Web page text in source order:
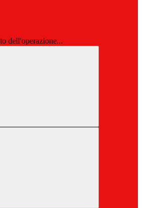
dell'operazione...